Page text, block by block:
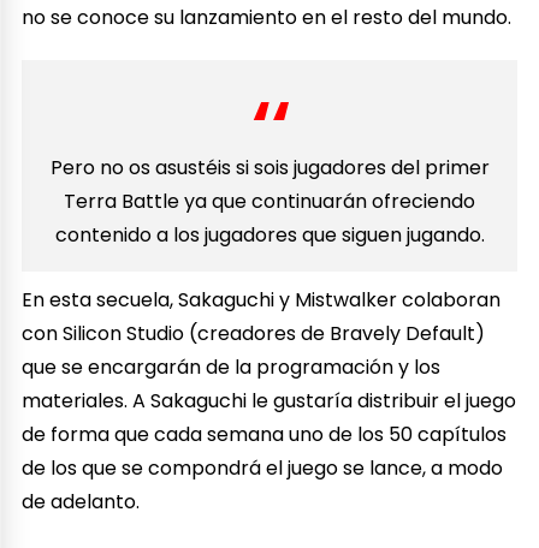
no se conoce su lanzamiento en el resto del mundo.
Pero no os asustéis si sois jugadores del primer
Terra Battle ya que continuarán ofreciendo
contenido a los jugadores que siguen jugando.
En esta secuela, Sakaguchi y Mistwalker colaboran
con Silicon Studio (creadores de Bravely Default)
que se encargarán de la programación y los
materiales. A Sakaguchi le gustaría distribuir el juego
de forma que cada semana uno de los 50 capítulos
de los que se compondrá el juego se lance, a modo
de adelanto.